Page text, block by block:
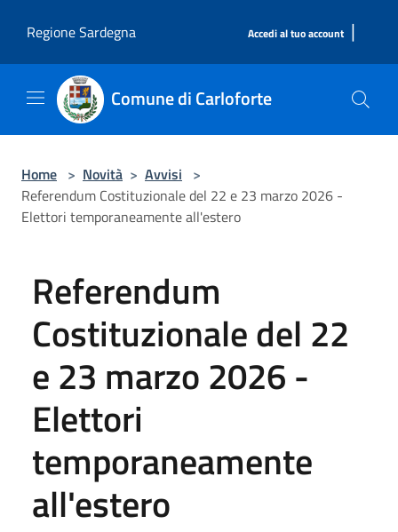
Regione Sardegna
Accedi al tuo account |
Comune di Carloforte
Home > Novità > Avvisi >
Referendum Costituzionale del 22 e 23 marzo 2026 -
Elettori temporaneamente all'estero
Referendum
Costituzionale del 22
e 23 marzo 2026 -
Elettori
temporaneamente
all'estero